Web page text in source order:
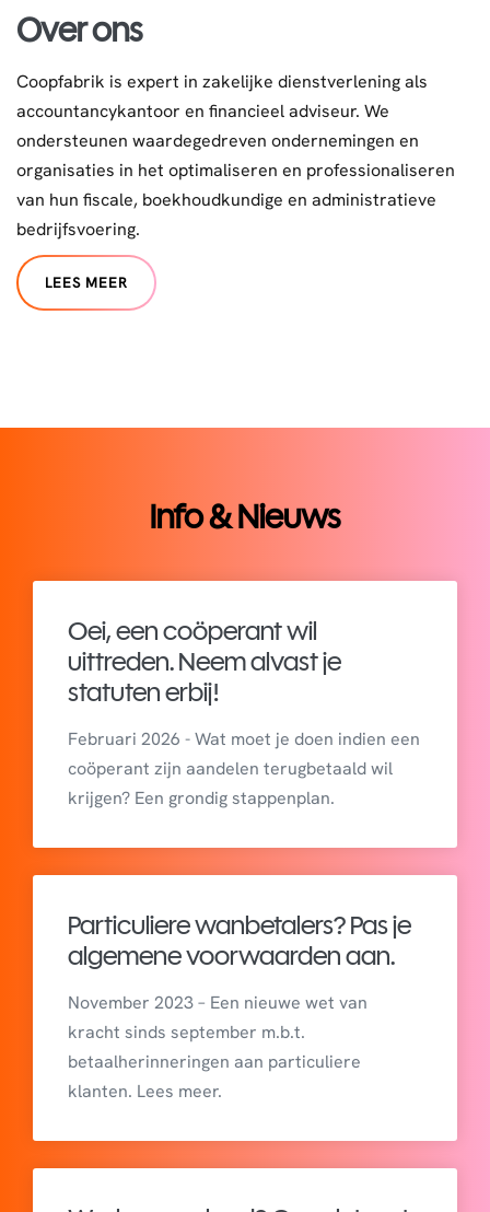
Over ons
Coopfabrik is expert in zakelijke dienstverlening als
accountancykantoor en financieel adviseur. We
ondersteunen waardegedreven ondernemingen en
organisaties in het optimaliseren en professionaliseren
van hun fiscale, boekhoudkundige en administratieve
bedrijfsvoering.
LEES MEER
Info & Nieuws
Oei, een coöperant wil
uittreden. Neem alvast je
statuten erbij!
Februari 2026 - Wat moet je doen indien een
coöperant zijn aandelen terugbetaald wil
krijgen? Een grondig stappenplan.
Particuliere wanbetalers? Pas je
algemene voorwaarden aan.
November 2023 – Een nieuwe wet van
kracht sinds september m.b.t.
betaalherinneringen aan particuliere
klanten. Lees meer.